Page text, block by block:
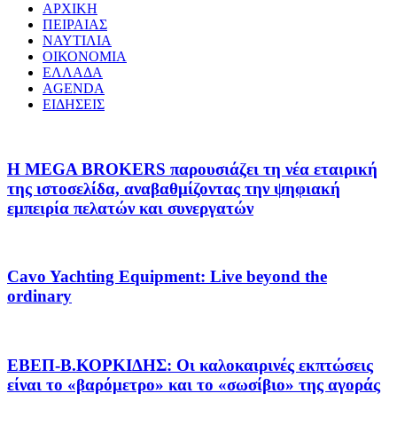
ΑΡΧΙΚΗ
ΠΕΙΡΑΙΑΣ
ΝΑΥΤΙΛΙΑ
ΟΙΚΟΝΟΜΙΑ
ΕΛΛΑΔΑ
AGENDA
ΕΙΔΗΣΕΙΣ
Η MEGA BROKERS παρουσιάζει τη νέα εταιρική
της ιστοσελίδα, αναβαθμίζοντας την ψηφιακή
εμπειρία πελατών και συνεργατών
Cavo Yachting Equipment: Live beyond the
ordinary
EΒΕΠ-Β.ΚΟΡΚΙΔΗΣ: Οι καλοκαιρινές εκπτώσεις
είναι το «βαρόμετρο» και το «σωσίβιο» της αγοράς